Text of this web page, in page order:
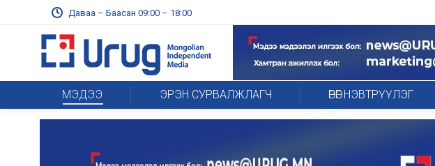
Даваа – Баасан 09:00 – 18:00
МЭДЭЭ ЭРЭН СУРВАЛЖЛАГЧ ӨРӨГ НЭВТРҮҮЛЭГ